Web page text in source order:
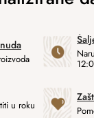
u roku